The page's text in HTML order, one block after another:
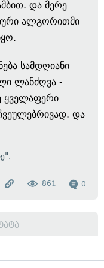
და მერე
ალგორითმი
სამდღიანი
ლანძღვა -
ყველაფერი
და
0
861